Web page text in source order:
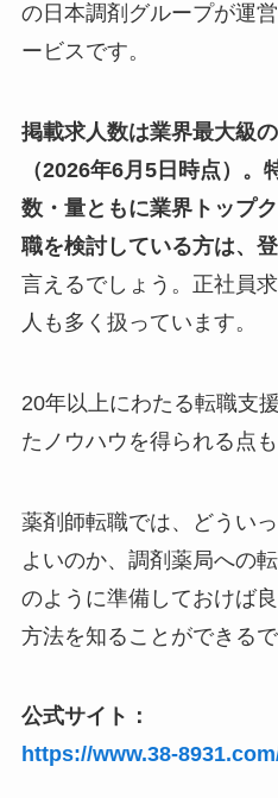
の日本調剤グループが運
ービスです。
掲載求人数は業界最大級
（2026年6月5日時点）。
数・量ともに業界トップ
職を検討している方は、
言えるでしょう。正社員
人も多く扱っています。
20年以上にわたる転職支
たノウハウを得られる点
薬剤師転職では、どうい
よいのか、調剤薬局への
のように準備しておけば
方法を知ることができるで
公式サイト：
https://www.38-